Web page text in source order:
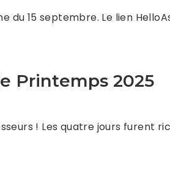
15 septembre. Le lien
Printemps 2025
! Les quatre jours furent